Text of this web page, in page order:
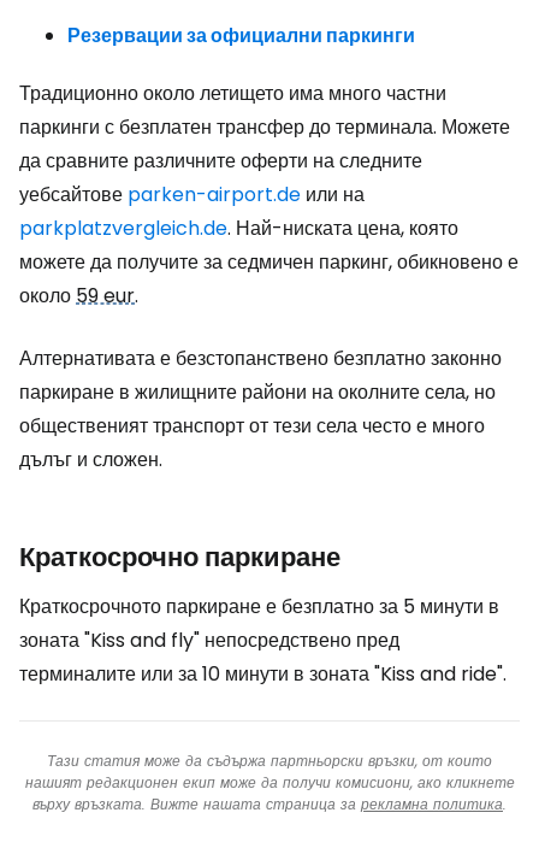
Резервации за официални паркинги
Традиционно около летището има много частни
паркинги с безплатен трансфер до терминала. Можете
да сравните различните оферти на следните
уебсайтове parken-airport.de или на
parkplatzvergleich.de. Най-ниската цена, която
можете да получите за седмичен паркинг, обикновено е
около59 eur.
Алтернативата е безстопанствено безплатно законно
паркиране в жилищните райони на околните села, но
общественият транспорт от тези села често е много
дълъг и сложен.
Краткосрочно паркиране
Краткосрочното паркиране е безплатно за 5 минути в
зоната "Kiss and fly" непосредствено пред
терминалите или за 10 минути в зоната "Kiss and ride".
Тази статия може да съдържа партньорски връзки, от които
нашият редакционен екип може да получи комисиони, ако кликнете
върху връзката. Вижте нашата страница за рекламна политика.